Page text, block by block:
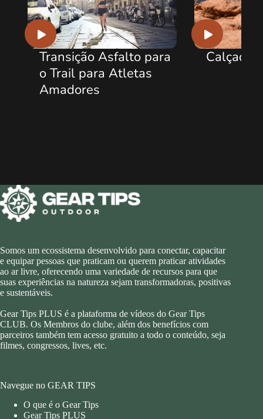
Transição Asfalto para
o Trail para Atletas
Amadores
Somos um ecossistema desenvolvido para conectar, capacitar
e equipar pessoas que praticam ou querem praticar atividades
ao ar livre, oferecendo uma variedade de recursos para que
suas experiências na natureza sejam transformadoras, positivas
e sustentáveis.
Gear Tips PLUS é a plataforma de vídeos do Gear Tips
CLUB. Os Membros do clube, além dos benefícios com
parceiros também tem acesso gratuito a todo o conteúdo, seja
filmes, congressos, lives, etc.
Navegue no GEAR TIPS
O que é o Gear Tips
Gear Tips PLUS